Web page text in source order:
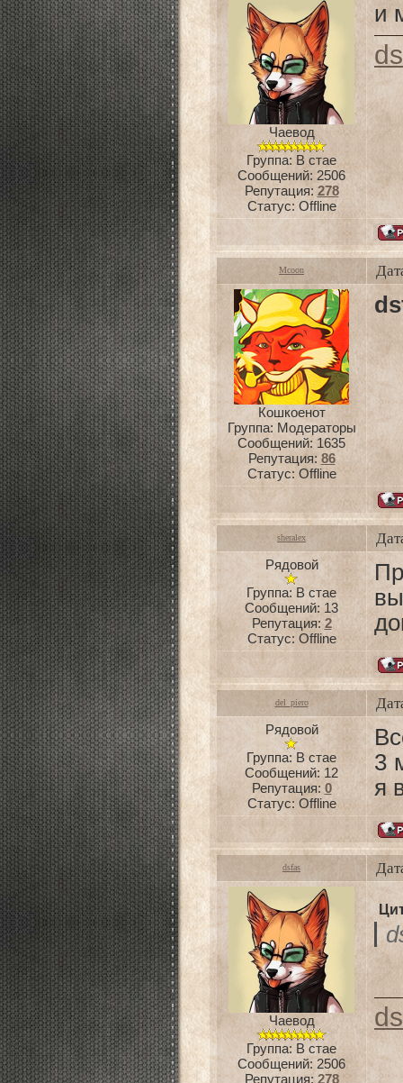
Чаевод
Группа: В стае
Сообщений: 2506
Репутация: 278
Статус: Offline
и
Mcoon
Кошкоенот
Группа: Модераторы
Сообщений: 1635
Репутация: 86
Статус: Offline
sheralex
Рядовой
Группа: В стае
Сообщений: 13
Репутация: 2
Статус: Offline
del_piero
Рядовой
Группа: В стае
Сообщений: 12
Репутация:0
Статус: Offline
3
я
dsfas
Чаевод
Группа: В стае
Сообщений: 2506
Репутация: 278